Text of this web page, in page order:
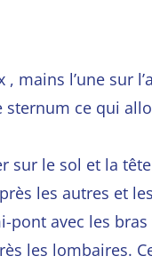
mains l’une sur
ce qui
sur le sol et la
les autres et
pont avec les
les lombaires.